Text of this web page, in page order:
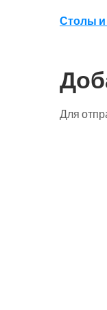
Столы и
Для